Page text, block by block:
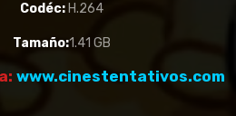
Codéc: H.264
Tamaño:1.41 GB
www.cinestentativos.com